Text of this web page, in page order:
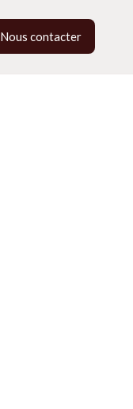
Nous contacter